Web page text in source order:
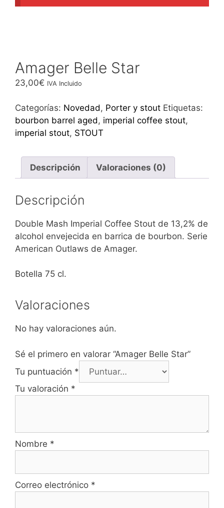
Amager Belle Star
23,00€ IVA Incluido
Categorías: Novedad, Porter y stout Etiquetas:
bourbon barrel aged, imperial coffee stout,
imperial stout, STOUT
Descripción Valoraciones (0)
Descripción
Double Mash Imperial Coffee Stout de 13,2% de
alcohol envejecida en barrica de bourbon. Serie
American Outlaws de Amager.
Botella 75 cl.
Valoraciones
No hay valoraciones aún.
Sé el primero en valorar “Amager Belle Star”
Tu puntuación *
Tu valoración *
Nombre *
Correo electrónico *